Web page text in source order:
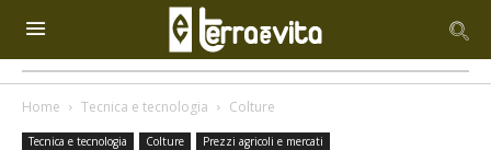
Home Tecnica e tecnologia Colture
Tecnica e tecnologia Colture Prezzi agricoli e mercati